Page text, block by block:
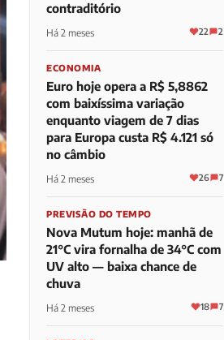
contraditório
Há 2 meses 22 2
ECONOMIA
Euro hoje opera a R$ 5,8862
com baixíssima variação
enquanto viagem de 7 dias
para Europa custa R$ 4.121 só
no câmbio
Há 2 meses 26 7
PREVISÃO DO TEMPO
Nova Mutum hoje: manhã de
21°C vira fornalha de 34°C com
UV alto — baixa chance de
chuva
Há 2 meses 18 7